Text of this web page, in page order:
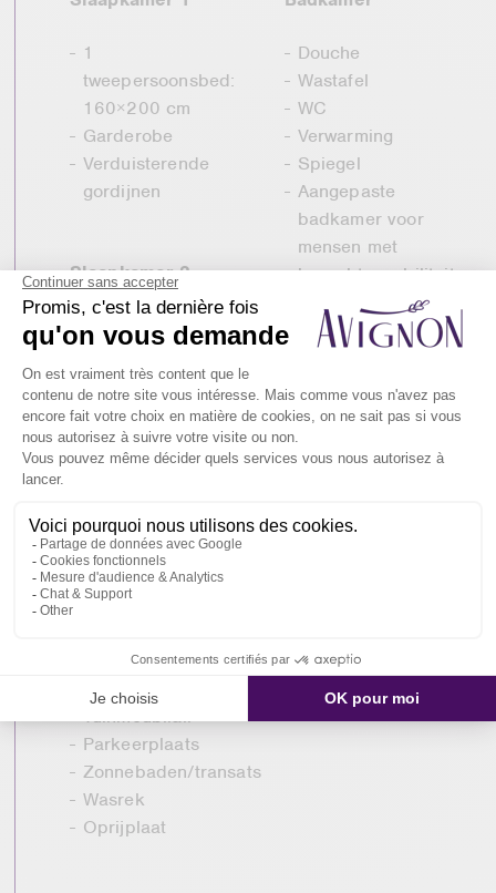
1
tweepersoonsbed:
160×200 cm
Garderobe
Verduisterende
gordijnen
Slaapkamer 2
1 eenpersoonsbed:
1 Stapelbed:
80×190 cm
Douche
Wastafel
WC
Verwarming
Spiegel
Aangepaste
badkamer voor
mensen met
beperkte mobiliteit
INVACARE stoel
Buitenkant
Oppervlakte (m²) :
10
Tuinmeubilair
Parkeerplaats
Zonnebaden/transats
Wasrek
Oprijplaat
aanwezig